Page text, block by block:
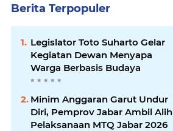
Berita Terpopuler
Legislator Toto Suharto Gelar
Kegiatan Dewan Menyapa
Warga Berbasis Budaya
Minim Anggaran Garut Undur
Diri, Pemprov Jabar Ambil Alih
Pelaksanaan MTQ Jabar 2026